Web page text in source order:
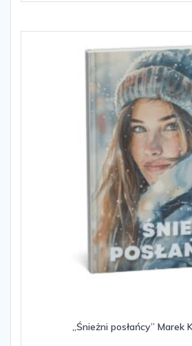
„Śnieżni posłańcy” Marek